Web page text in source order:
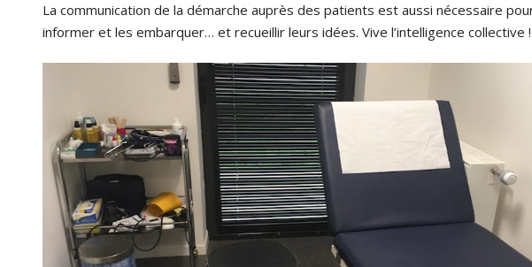
La communication de la démarche auprès des patients est aussi nécessaire
informer et les embarquer… et recueillir leurs idées. Vive l’intelligence collective !